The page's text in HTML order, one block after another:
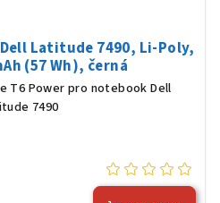
Latitude 7490, Li-Poly,
(57 Wh), černá
T6 Power pro notebook Dell
7490